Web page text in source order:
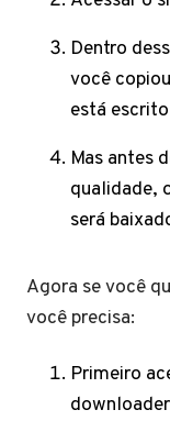
Dentro
você
está
Mas antes
qualidade,
será
Agora se você
você precisa:
Primeiro